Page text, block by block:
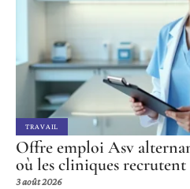
TRAVAIL
Offre emploi Asv
où les cliniques recrutent
3 août 2026